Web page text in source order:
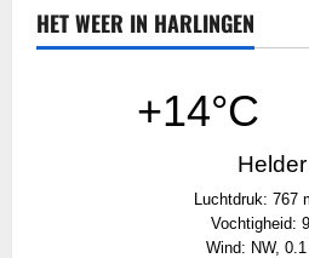
HET WEER IN HARLINGEN
+14°C
Helder
Luchtdruk: 767
Vochtigheid:
Wind: NW,